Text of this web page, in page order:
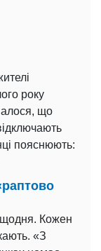
року
що
пояснюють:
щодня. Кожен
«З